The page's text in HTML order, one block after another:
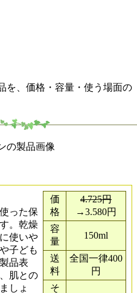
を、価格・容量・使う場面の
った保
。乾燥
使いや
子ども
品表
肌との
しょ
価
格
4.725円
→3.580円
容
量
150ml
送
料
全国一律400
円
そ